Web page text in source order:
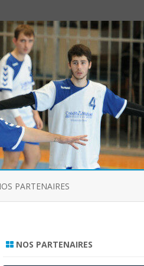
PARTENAIRES
NOS PARTENAIRES